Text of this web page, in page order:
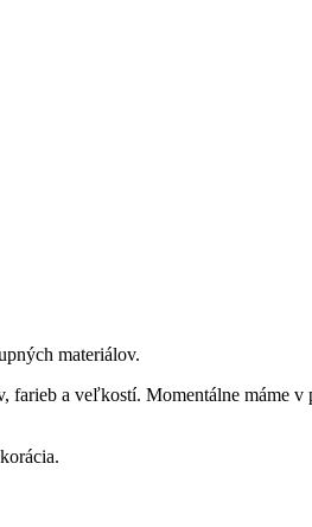
materiálov.
a veľkostí. Momentálne máme